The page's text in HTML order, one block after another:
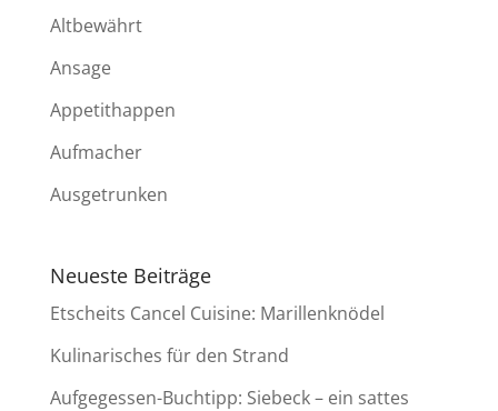
Altbewährt
Ansage
Appetithappen
Aufmacher
Ausgetrunken
Neueste Beiträge
Etscheits Cancel Cuisine: Marillenknödel
Kulinarisches für den Strand
Aufgegessen-Buchtipp: Siebeck – ein sattes